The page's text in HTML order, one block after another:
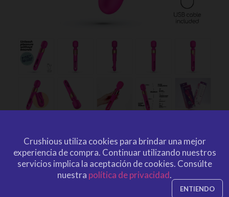
BIG BEN MASAJEADOR DOBLE
CON OSCILACIÓN CRUSHIOUS
porCRUSHIOUS
EAN: 7403254158900
Crushious utiliza cookies para brindar una mejor
experiencia de compra. Continuar utilizando nuestros
servicios implica la aceptación de cookies. Consúlte
nuestra política de privacidad.
ENTIENDO